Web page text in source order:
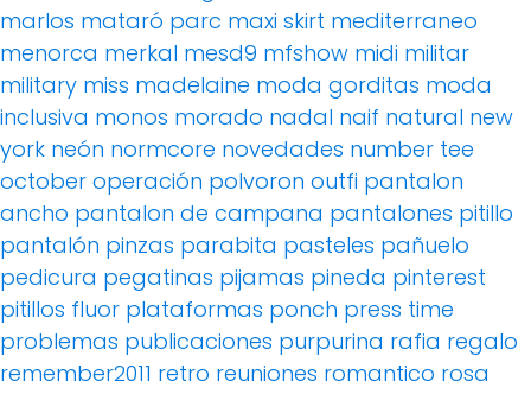
marlos mataró parc maxi skirt mediterraneo
menorca merkal mesd9 mfshow midi militar
military miss madelaine moda gorditas moda
inclusiva monos morado nadal naif natural new
york neón normcore novedades number tee
october operación polvoron outfi pantalon
ancho pantalon de campana pantalones pitillo
pantalón pinzas parabita pasteles pañuelo
pedicura pegatinas pijamas pineda pinterest
pitillos fluor plataformas ponch press time
problemas publicaciones purpurina rafia regalo
remember2011 retro reuniones romantico rosa